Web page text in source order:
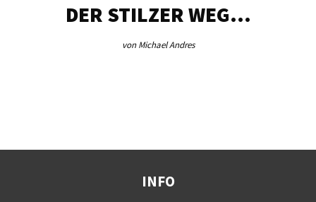
DER STILZER WEG…
von Michael Andres
INFO